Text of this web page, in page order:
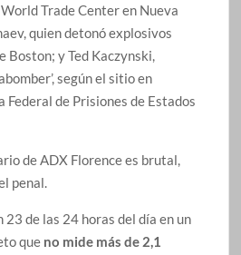
Trade Center en Nueva
quien detonó explosivos
Boston; y Ted Kaczynski,
según el sitio en
Federal de Prisiones de Estados
de ADX Florence es brutal,
penal.
23 de las 24 horas del día en un
que no mide más de 2,1